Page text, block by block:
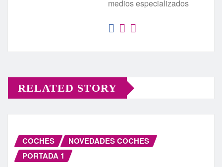
medios especializados
RELATED STORY
COCHES
NOVEDADES COCHES
PORTADA 1